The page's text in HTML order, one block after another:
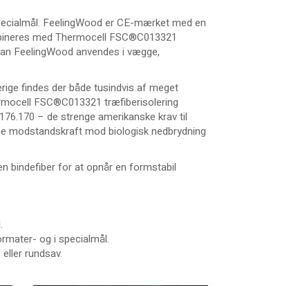
FeelingWood er CE-mærket med en
med Thermocell FSC®C013321
FeelingWood anvendes i vægge,
findes der både tusindvis af meget
FSC®C013321 træfiberisolering
– de strenge amerikanske krav til
modstandskraft mod biologisk nedbrydning
bindefiber for at opnår en formstabil
og i specialmål.
rundsav.